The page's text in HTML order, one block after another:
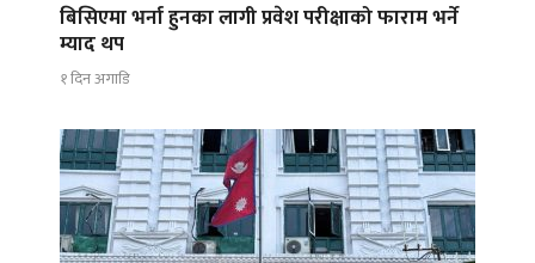
बिसिएमा भर्ना हुनका लागी प्रवेश परीक्षाको फाराम भर्ने
म्याद थप
१ दिन अगाडि